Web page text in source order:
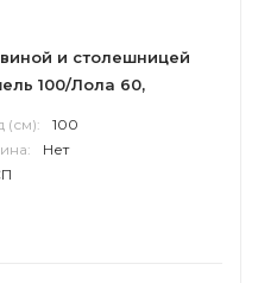
и столешницей
100/Лола 60,
(см):
100
Нет